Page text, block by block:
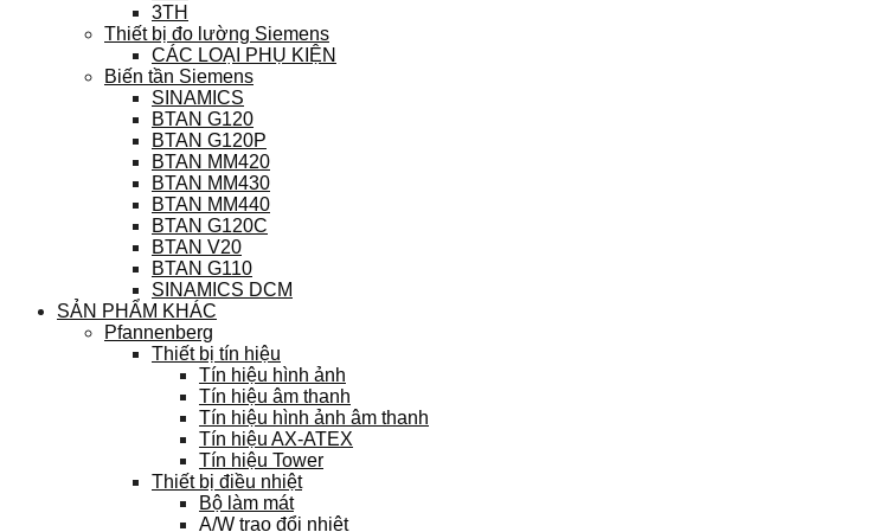
3TH
Thiết bị đo lường Siemens
CÁC LOẠI PHỤ KIỆN
Biến tần Siemens
SINAMICS
BTAN G120
BTAN G120P
BTAN MM420
BTAN MM430
BTAN MM440
BTAN G120C
BTAN V20
BTAN G110
SINAMICS DCM
SẢN PHẨM KHÁC
Pfannenberg
Thiết bị tín hiệu
Tín hiệu hình ảnh
Tín hiệu âm thanh
Tín hiệu hình ảnh âm thanh
Tín hiệu AX-ATEX
Tín hiệu Tower
Thiết bị điều nhiệt
Bộ làm mát
A/W trao đổi nhiệt